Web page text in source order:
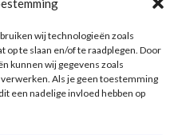
wij technologieën zoals
op te slaan en/of te raadplegen. Door
kunnen wij gegevens zoals
Als je geen toestemming
een nadelige invloed hebben op